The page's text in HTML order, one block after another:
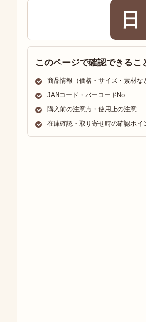
日
このページで確認できるこ
商品情報（価格・サイズ・素材な
JANコード・バーコードNo
購入前の注意点・使用上の注意
在庫確認・取り寄せ時の確認ポイ